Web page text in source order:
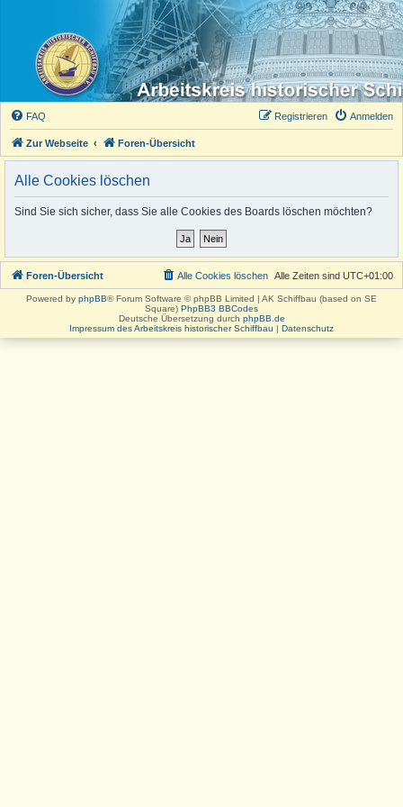
FAQ Anmelden
Registrieren
Zur Webseite Foren-Übersicht
Alle Cookies löschen
Sind Sie sich sicher, dass Sie alle Cookies des Boards löschen möchten?
Foren-Übersicht Alle Zeiten sind UTC+01:00
Alle Cookies löschen
Powered by phpBB® Forum Software © phpBB Limited | AK Schiffbau (based on SE
Square) PhpBB3 BBCodes
Deutsche Übersetzung durch phpBB.de
Impressum des Arbeitskreis historischer Schiffbau | Datenschutz